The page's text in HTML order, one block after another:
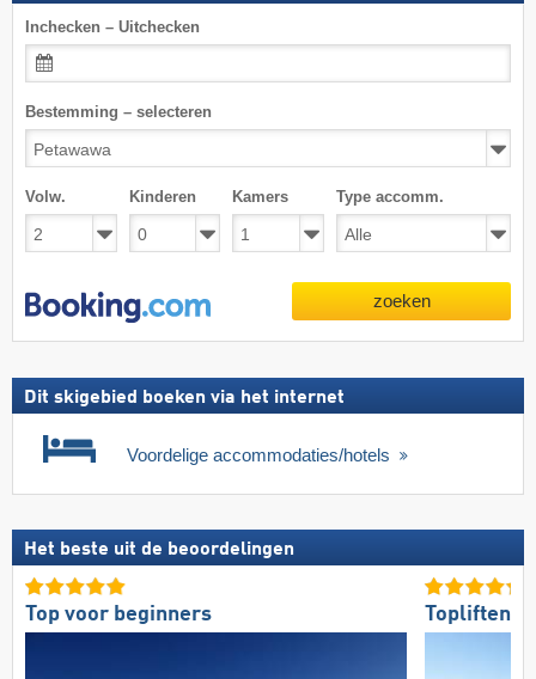
Inchecken – Uitchecken
Bestemming – selecteren
Volw. Kinderen Kamers Type accomm.
zoeken
Dit skigebied boeken via het internet
Voordelige accommodaties/hotels
Het beste uit de beoordelingen
Top voor beginners Topliften